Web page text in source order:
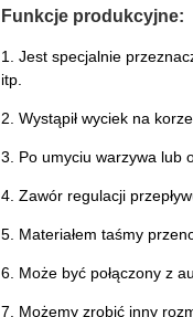
Funkcje produkcyjne:
1. Jest specjalnie
itp.
2. Wystąpił wyciek na
3. Po umyciu warzywa lub
4. Zawór regulacji
5. Materiałem taśmy
6. Może być połączony z
7. Możemy zrobić inny